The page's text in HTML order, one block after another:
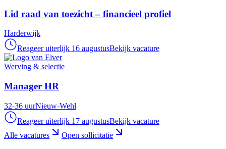
Lid raad van toezicht – financieel profiel
Harderwijk
Reageer uiterlijk 16 augustusBekijk vacature
Werving & selectie
Manager HR
32-36 uurNieuw-Wehl
Reageer uiterlijk 17 augustusBekijk vacature
Alle vacatures
Open sollicitatie